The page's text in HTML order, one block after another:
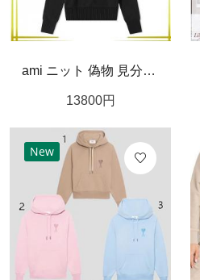
ami ニット 偽物 見分け方 ラージ A ハート ニット フーディ【アミ パリス】関税込
13800円
New